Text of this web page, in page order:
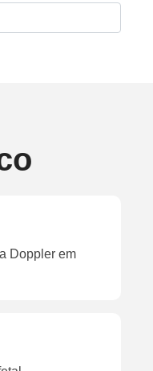
Doppler em